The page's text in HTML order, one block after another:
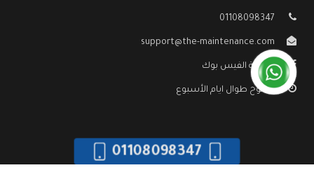
01108098347
support@the-maintenance.com
صفحة الفيس بوك
مفتوح طوال ايام الأسبوع
01108098347